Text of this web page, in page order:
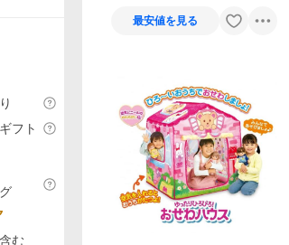
最安値を見る
フト
む